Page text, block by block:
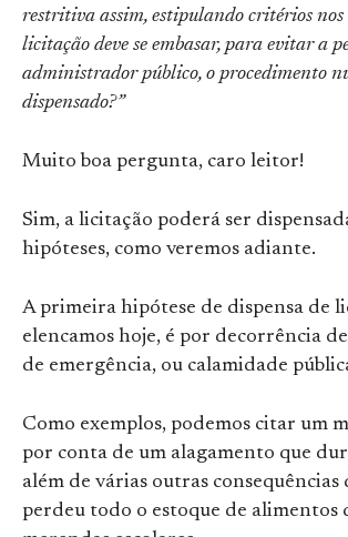
restritiva assim, estipulando critérios nos
licitação deve se embasar, para evitar a
administrador público, o procedimento
dispensado?”
Muito boa pergunta, caro leitor!
Sim, a licitação poderá ser
hipóteses, como veremos adiante.
A primeira hipótese de dispensa de
elencamos hoje, é por decorrência
de emergência, ou calamidade
Como exemplos, podemos citar um
por conta de um alagamento que
além de várias outras consequências
perdeu todo o estoque de alimentos